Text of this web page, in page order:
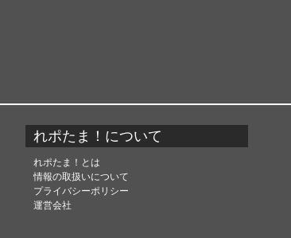
れポたま！について
れポたま！とは
情報の取扱いについて
プライバシーポリシー
運営会社